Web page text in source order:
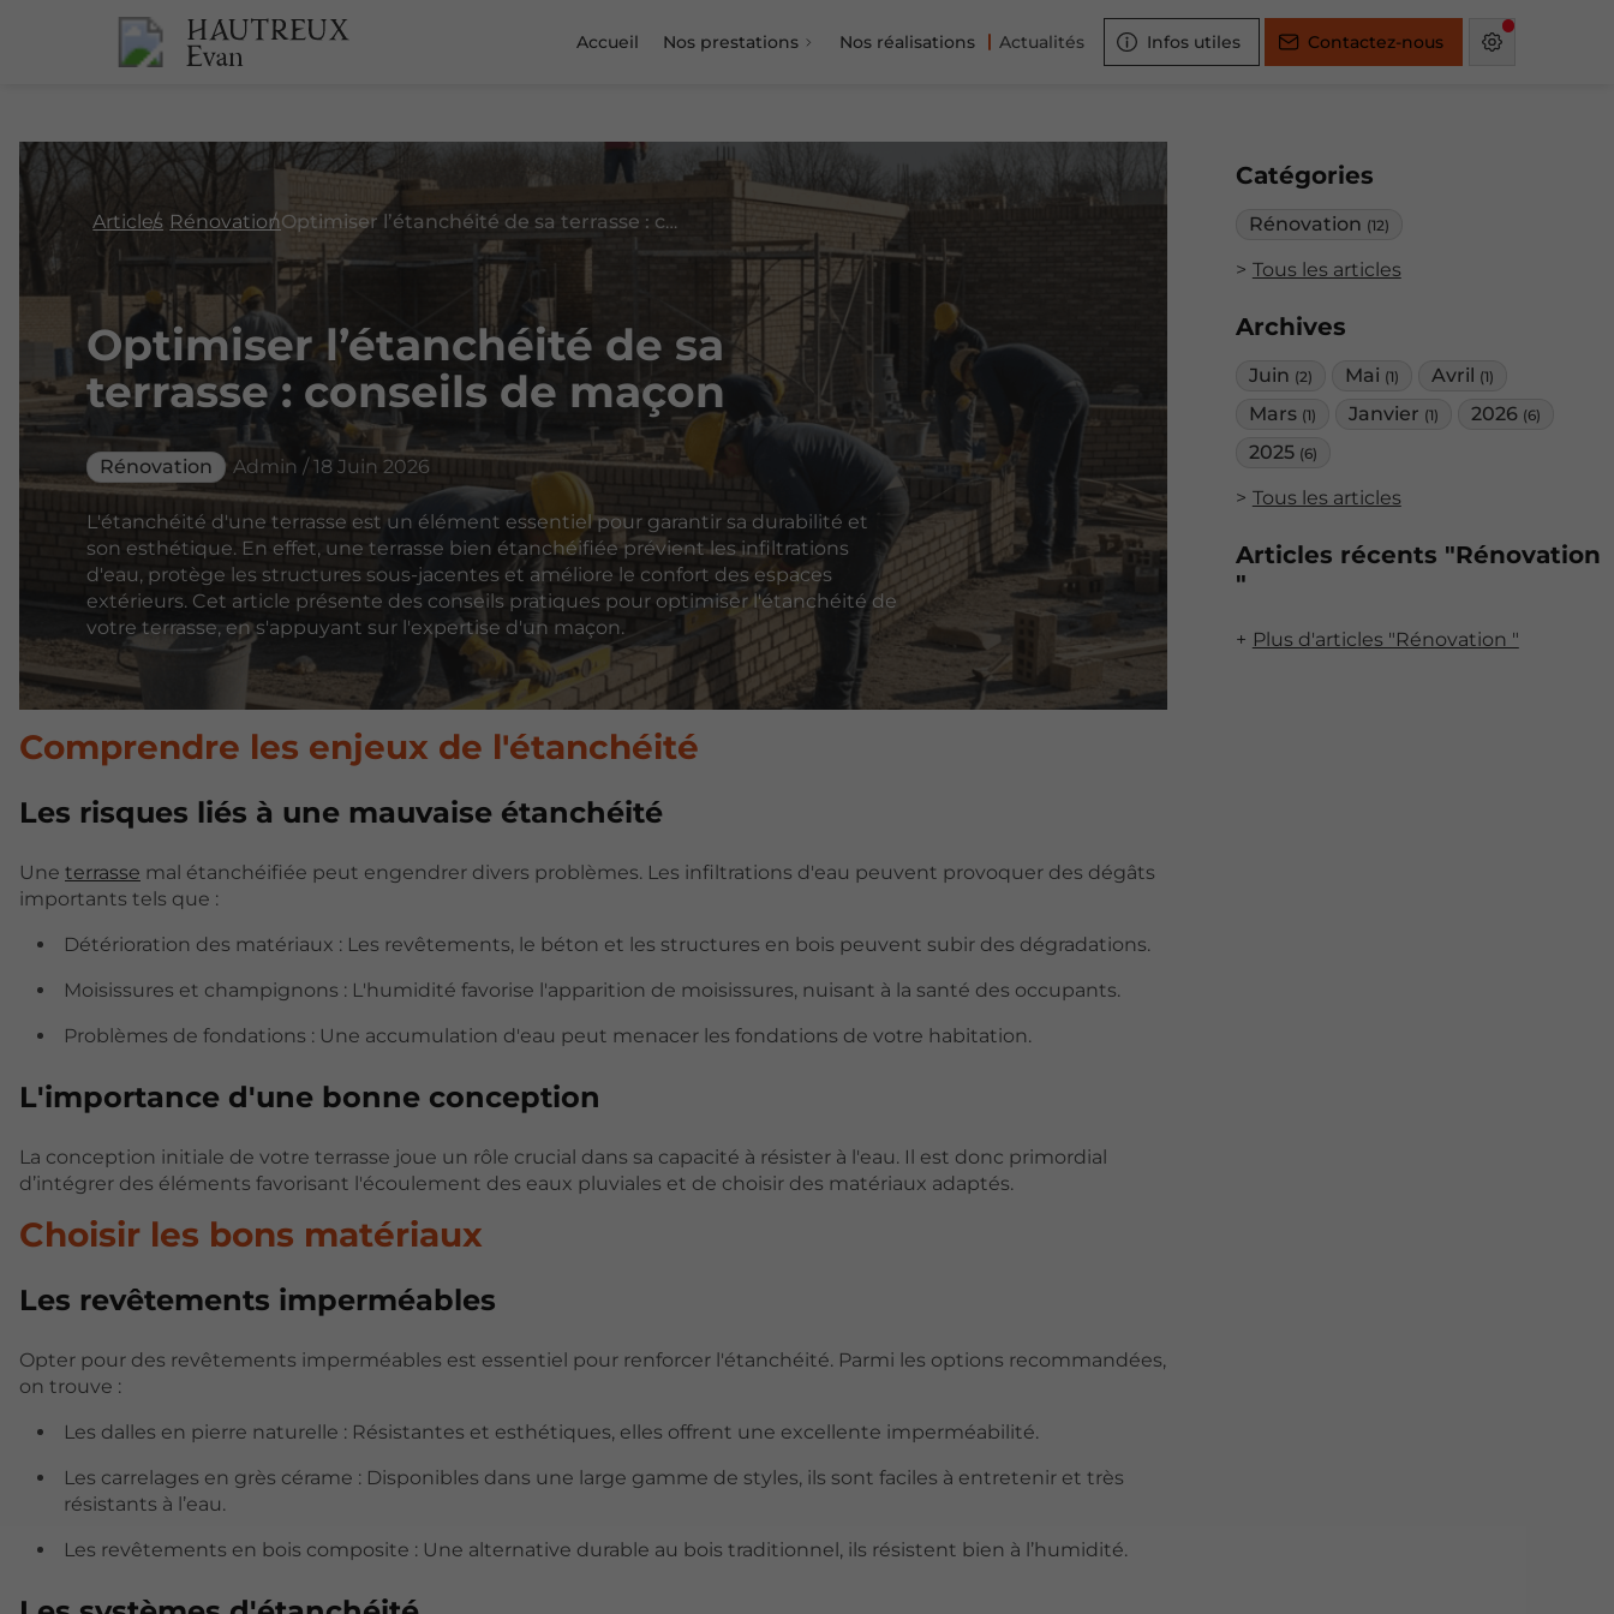
Accueil Nos prestations Nos réalisations Actualités Infos utiles Contactez-nous
Catégories
Rénovation (12)
Tous les articles
Archives
Juin (2) Mai (1) Avril (1)
Mars (1) Janvier (1) 2026 (6)
2025 (6)
Tous les articles
Articles récents "Rénovation
"
Plus d'articles "Rénovation "
Articles Rénovation Optimiser l’étanchéité de sa terrasse : conseils de maçon
Optimiser l’étanchéité de sa
terrasse : conseils de maçon
Rénovation Admin / 18 Juin 2026
L'étanchéité d'une terrasse est un élément essentiel pour garantir sa durabilité et
son esthétique. En effet, une terrasse bien étanchéifiée prévient les infiltrations
d'eau, protège les structures sous-jacentes et améliore le confort des espaces
extérieurs. Cet article présente des conseils pratiques pour optimiser l'étanchéité de
votre terrasse, en s'appuyant sur l'expertise d'un maçon.
Comprendre les enjeux de l'étanchéité
Les risques liés à une mauvaise étanchéité
Une terrasse mal étanchéifiée peut engendrer divers problèmes. Les infiltrations d'eau peuvent provoquer des dégâts
importants tels que :
Détérioration des matériaux : Les revêtements, le béton et les structures en bois peuvent subir des dégradations.
Moisissures et champignons : L'humidité favorise l'apparition de moisissures, nuisant à la santé des occupants.
Problèmes de fondations : Une accumulation d'eau peut menacer les fondations de votre habitation.
L'importance d'une bonne conception
La conception initiale de votre terrasse joue un rôle crucial dans sa capacité à résister à l'eau. Il est donc primordial
d’intégrer des éléments favorisant l'écoulement des eaux pluviales et de choisir des matériaux adaptés.
Choisir les bons matériaux
Les revêtements imperméables
Opter pour des revêtements imperméables est essentiel pour renforcer l'étanchéité. Parmi les options recommandées,
on trouve :
Les dalles en pierre naturelle : Résistantes et esthétiques, elles offrent une excellente imperméabilité.
Les carrelages en grès cérame : Disponibles dans une large gamme de styles, ils sont faciles à entretenir et très
résistants à l’eau.
Les revêtements en bois composite : Une alternative durable au bois traditionnel, ils résistent bien à l’humidité.